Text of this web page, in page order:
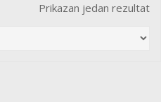
Prikazan jedan rezultat